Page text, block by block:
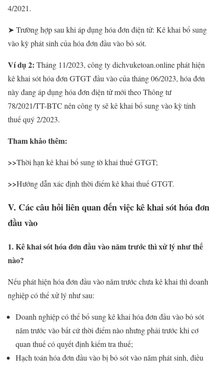
4/2021.
➤ Trường hợp sau khi áp dụng hóa đơn điện tử: Kê khai bổ sung
vào kỳ phát sinh của hóa đơn đầu vào bỏ sót.
Ví dụ 2: Tháng 11/2023, công ty dichvuketoan.online phát hiện
kê khai sót hóa đơn GTGT đầu vào của tháng 06/2023, hóa đơn
này đang áp dụng hóa đơn điện tử mới theo Thông tư
78/2021/TT-BTC nên công ty sẽ kê khai bổ sung vào kỳ tính
thuế quý 2/2023.
Tham khảo thêm:
>>Thời hạn kê khai bổ sung tờ khai thuế GTGT;
>>Hướng dẫn xác định thời điểm kê khai thuế GTGT.
V. Các câu hỏi liên quan đến việc kê khai sót hóa đơn
đầu vào
1. Kê khai sót hóa đơn đầu vào năm trước thì xử lý như thế
nào?
Nếu phát hiện hóa đơn đầu vào năm trước chưa kê khai thì doanh
nghiệp có thể xử lý như sau:
Doanh nghiệp có thể bổ sung kê khai hóa đơn đầu vào bỏ sót
năm trước vào bất cứ thời điểm nào nhưng phải trước khi cơ
quan thuế có quyết định kiểm tra thuế;
Hạch toán hóa đơn đầu vào bị bỏ sót vào năm phát sinh, điều